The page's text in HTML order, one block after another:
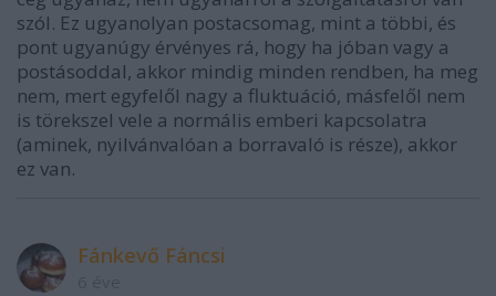
szól. Ez ugyanolyan postacsomag, mint a többi, és
pont ugyanúgy érvényes rá, hogy ha jóban vagy a
postásoddal, akkor mindig minden rendben, ha meg
nem, mert egyfelől nagy a fluktuáció, másfelől nem
is törekszel vele a normális emberi kapcsolatra
(aminek, nyilvánvalóan a borravaló is része), akkor
ez van.
Fánkevő Fáncsi